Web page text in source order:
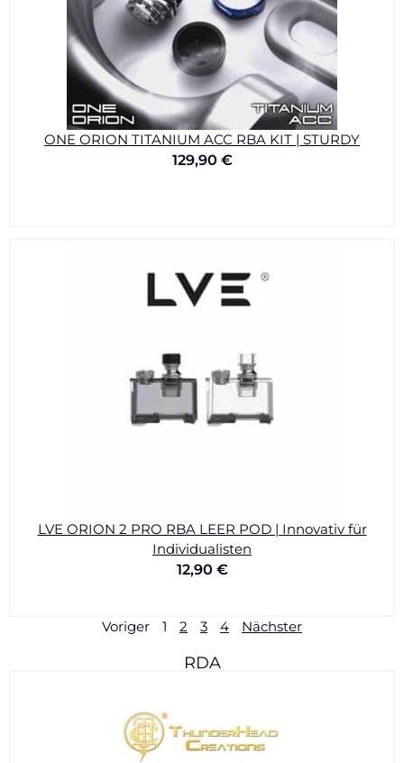
ONE ORION TITANIUM ACC RBA KIT | STURDY
129,90 €
LVE ORION 2 PRO RBA LEER POD | Innovativ für
Individualisten
12,90 €
Voriger 1 2 3 4 Nächster
RDA